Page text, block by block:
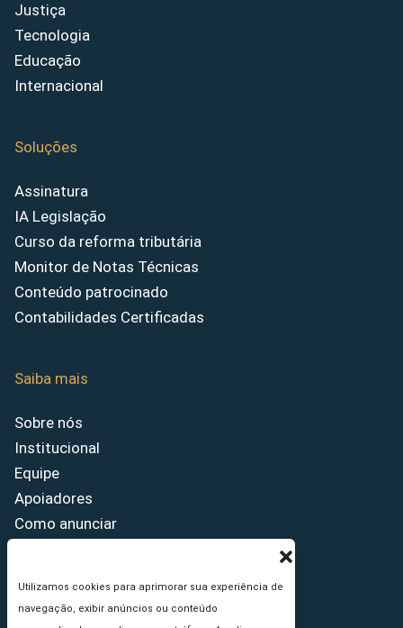
Utilizamos cookies para aprimorar sua experiência de
navegação, exibir anúncios ou conteúdo
Justiça
Tecnologia
Educação
Internacional
Soluções
Assinatura
IA Legislação
Curso da reforma tributária
Monitor de Notas Técnicas
Conteúdo patrocinado
Contabilidades Certificadas
Saiba mais
Sobre nós
Institucional
Equipe
Apoiadores
Como anunciar